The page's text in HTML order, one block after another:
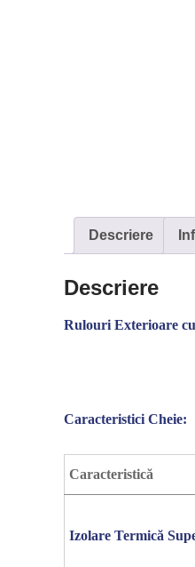
Descriere
Descriere
Rulouri Exterioare
Caracteristici Cheie:
Caracteristică
Izolare Termică